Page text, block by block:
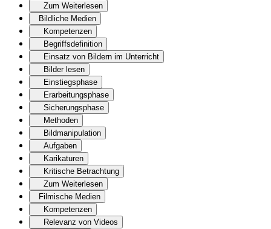
Zum Weiterlesen
Bildliche Medien
Kompetenzen
Begriffsdefinition
Einsatz von Bildern im Unterricht
Bilder lesen
Einstiegsphase
Erarbeitungsphase
Sicherungsphase
Methoden
Bildmanipulation
Aufgaben
Karikaturen
Kritische Betrachtung
Zum Weiterlesen
Filmische Medien
Kompetenzen
Relevanz von Videos